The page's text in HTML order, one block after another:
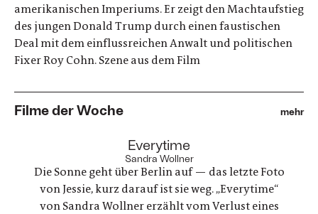
amerikanischen Imperiums. Er zeigt den Machtaufstieg
des jungen Donald Trump durch einen faustischen
Deal mit dem einflussreichen Anwalt und politischen
Fixer Roy Cohn. Szene aus dem Film
Filme der Woche mehr
Everytime
Sandra Wollner
Die Sonne geht über Berlin auf — das letzte Foto
von Jessie, kurz darauf ist sie weg. „Everytime“
von Sandra Wollner erzählt vom Verlust eines